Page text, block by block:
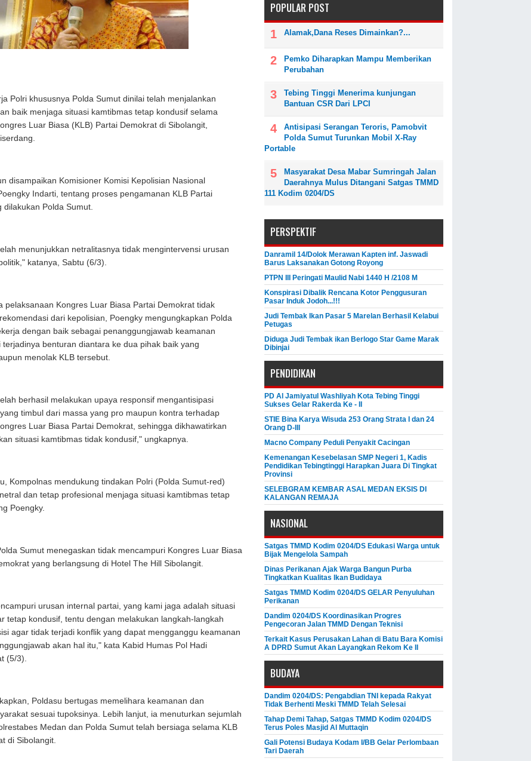
Polri khususnya Polda Sumut dinilai telah menjalankan
baik menjaga situasi kamtibmas tetap kondusif selama
Luar Biasa (KLB) Partai Demokrat di Sibolangit,
disampaikan Komisioner Komisi Kepolisian Nasional
Indarti, tentang proses pengamanan KLB Partai
dilakukan Polda Sumut.
menunjukkan netralitasnya tidak mengintervensi urusan
katanya, Sabtu (6/3).
pelaksanaan Kongres Luar Biasa Partai Demokrat tidak
dari kepolisian, Poengky mengungkapkan Polda
dengan baik sebagai penanggungjawab keamanan
terjadinya benturan diantara ke dua pihak baik yang
menolak KLB tersebut.
berhasil melakukan upaya responsif mengantisipasi
timbul dari massa yang pro maupun kontra terhadap
Luar Biasa Partai Demokrat, sehingga dikhawatirkan
situasi kamtibmas tidak kondusif," ungkapnya.
Kompolnas mendukung tindakan Polri (Polda Sumut-red)
dan tetap profesional menjaga situasi kamtibmas tetap
Poengky.
Sumut menegaskan tidak mencampuri Kongres Luar Biasa
yang berlangsung di Hotel The Hill Sibolangit.
urusan internal partai, yang kami jaga adalah situasi
tetap kondusif, tentu dengan melakukan langkah-langkah
agar tidak terjadi konflik yang dapat mengganggu keamanan
akan hal itu," kata Kabid Humas Pol Hadi
(5/3).
Poldasu bertugas memelihara keamanan dan
sesuai tupoksinya. Lebih lanjut, ia menuturkan sejumlah
Medan dan Polda Sumut telah bersiaga selama KLB
di Sibolangit.
POPULAR POST
Alamak,Dana Reses Dimainkan?...
Pemko Diharapkan Mampu Memberikan
Perubahan
Tebing Tinggi Menerima kunjungan
Bantuan CSR Dari LPCI
Antisipasi Serangan Teroris, Pamobvit
Polda Sumut Turunkan Mobil X-Ray
Portable
Masyarakat Desa Mabar Sumringah Jalan
Daerahnya Mulus Ditangani Satgas TMMD
111 Kodim 0204/DS
PERSPEKTIF
Danramil 14/Dolok Merawan Kapten inf. Jaswadi
Barus Laksanakan Gotong Royong
PTPN III Peringati Maulid Nabi 1440 H /2108 M
Konspirasi Dibalik Rencana Kotor Penggusuran
Pasar Induk Jodoh...!!!
Judi Tembak Ikan Pasar 5 Marelan Berhasil Kelabui
Petugas
Diduga Judi Tembak ikan Berlogo Star Game Marak
Dibinjai
PENDIDIKAN
PD Al Jamiyatul Washliyah Kota Tebing Tinggi
Sukses Gelar Rakerda Ke - II
STIE Bina Karya Wisuda 253 Orang Strata I dan 24
Orang D-III
Macno Company Peduli Penyakit Cacingan
Kemenangan Kesebelasan SMP Negeri 1, Kadis
Pendidikan Tebingtinggi Harapkan Juara Di Tingkat
Provinsi
SELEBGRAM KEMBAR ASAL MEDAN EKSIS DI
KALANGAN REMAJA
NASIONAL
Satgas TMMD Kodim 0204/DS Edukasi Warga untuk
Bijak Mengelola Sampah
Dinas Perikanan Ajak Warga Bangun Purba
Tingkatkan Kualitas Ikan Budidaya
Satgas TMMD Kodim 0204/DS GELAR Penyuluhan
Perikanan
Dandim 0204/DS Koordinasikan Progres
Pengecoran Jalan TMMD Dengan Teknisi
Terkait Kasus Perusakan Lahan di Batu Bara Komisi
A DPRD Sumut Akan Layangkan Rekom Ke II
BUDAYA
Dandim 0204/DS: Pengabdian TNI kepada Rakyat
Tidak Berhenti Meski ​TMMD Telah Selesai
Tahap Demi Tahap, Satgas TMMD Kodim 0204/DS
Terus Poles Masjid Al Muttaqin
Gali Potensi Budaya Kodam I/BB Gelar Perlombaan
Tari Daerah